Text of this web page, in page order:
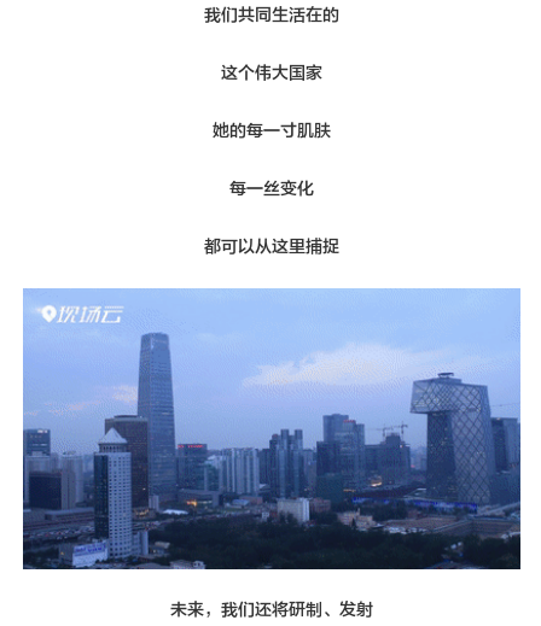
我们共同生活在的
这个伟大国家
她的每一寸肌肤
每一丝变化
都可以从这里捕捉
未来，我们还将研制、发射